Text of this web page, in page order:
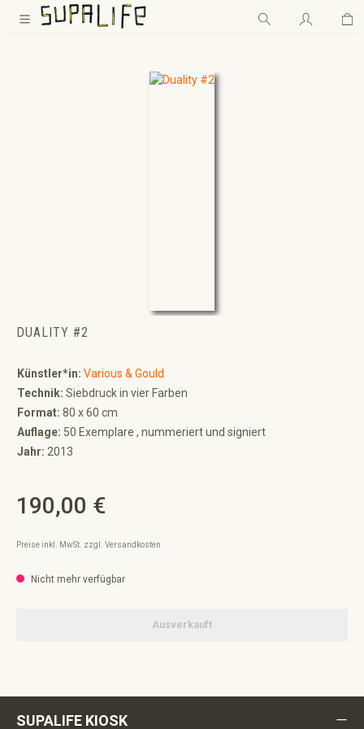
Zum Hauptinhalt springen
DUALITY #2
Künstler*in: Various & Gould
Technik: Siebdruck in vier Farben
Format: 80 x 60 cm
Auflage: 50 Exemplare , nummeriert und signiert
Jahr: 2013
Regulärer Preis:
190,00 €
Preise inkl. MwSt. zzgl. Versandkosten
Nicht mehr verfügbar
Ausverkauft
SUPALIFE KIOSK